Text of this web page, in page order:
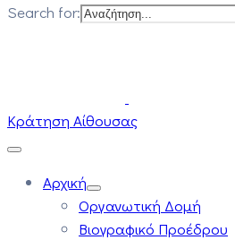
Search for:
Κράτηση Αίθουσας
Αρχική
Οργανωτική Δομή
Βιογραφικό Προέδρου